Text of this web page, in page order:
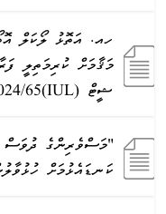
ހއ. އަތޮޅު ލޯކަލް
މަޤާމަށް ކުރިމަތިލީ
ޝީޓް (IUL)225-AD/225/2024/65
ކަނޑައެޅުމަށް